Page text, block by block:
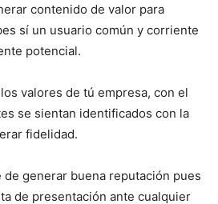
contenido de valor para
sí un usuario común y corriente
potencial.
valores de tú empresa, con el
se sientan identificados con la
fidelidad.
de generar buena reputación pues
de presentación ante cualquier